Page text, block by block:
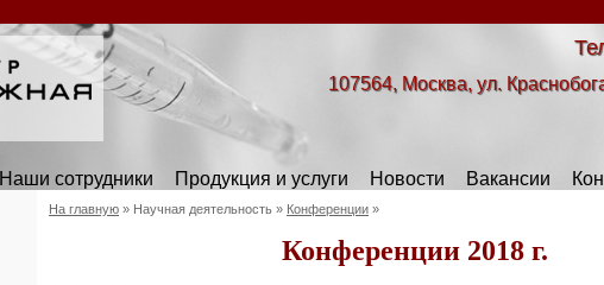
107564, Москва, ул.
Наши сотрудники Продукция и услуги Новости Вакансии
На главную » Научная деятельность » Конференции »
Конференции 2018 г.